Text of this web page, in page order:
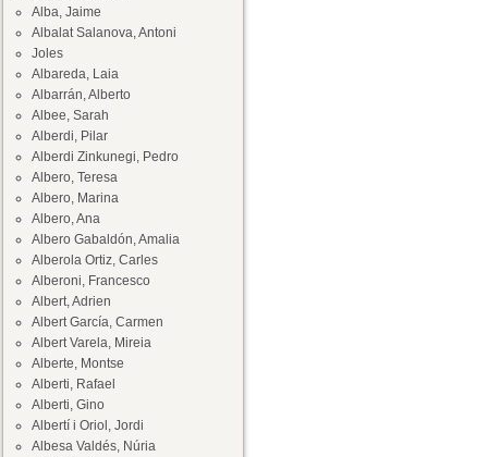
Alba, Jaime
Albalat Salanova, Antoni
Joles
Albareda, Laia
Albarrán, Alberto
Albee, Sarah
Alberdi, Pilar
Alberdi Zinkunegi, Pedro
Albero, Teresa
Albero, Marina
Albero, Ana
Albero Gabaldón, Amalia
Alberola Ortiz, Carles
Alberoni, Francesco
Albert, Adrien
Albert García, Carmen
Albert Varela, Mireia
Alberte, Montse
Alberti, Rafael
Alberti, Gino
Albertí i Oriol, Jordi
Albesa Valdés, Núria